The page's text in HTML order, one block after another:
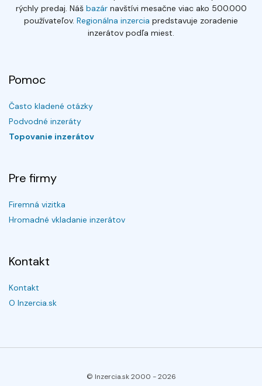
rýchly predaj. Náš bazárnavštívi mesačne viac ako 500.000
používateľov. Regionálna inzercia predstavuje zoradenie
inzerátov podľa miest.
Pomoc
Často kladené otázky
Podvodné inzeráty
Topovanie inzerátov
Pre firmy
Firemná vizitka
Hromadné vkladanie inzerátov
Kontakt
Kontakt
O Inzercia.sk
© Inzercia.sk 2000 -2026